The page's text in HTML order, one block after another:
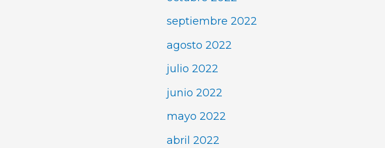
septiembre 2022
agosto 2022
julio 2022
junio 2022
mayo 2022
abril 2022